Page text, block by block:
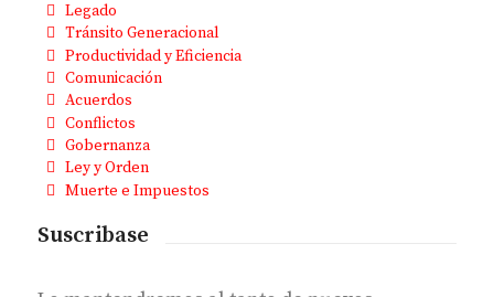
Legado
Tránsito Generacional
Productividad y Eficiencia
Comunicación
Acuerdos
Conflictos
Gobernanza
Ley y Orden
Muerte e Impuestos
Suscribase